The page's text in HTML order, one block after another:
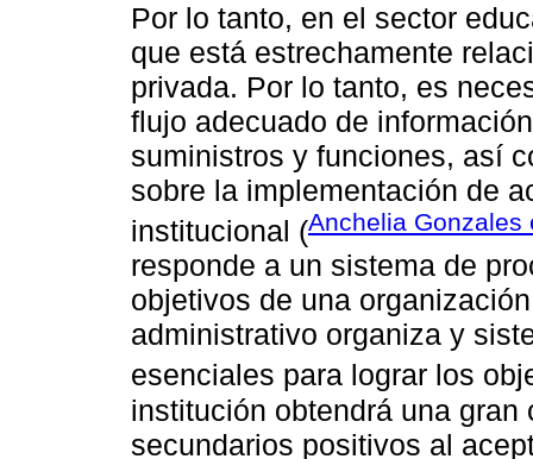
Por lo tanto, en el sector
que está estrechamente
privada. Por lo tanto, es
flujo adecuado de
suministros y funciones, así
sobre la implementación de
institucional (Anchelia Gonzales
responde a un sistema de
objetivos de una
administrativo organiza y
esenciales para lograr los
institución obtendrá una
secundarios positivos al